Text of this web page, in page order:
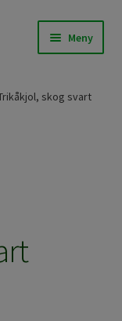
Meny
skog svart